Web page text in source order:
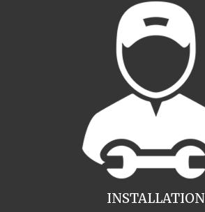
INSTALLATION